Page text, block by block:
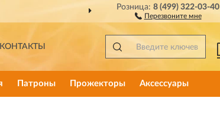
ПО ВСЕЙ РОССИИ
Розница:8 (499) 322-03-40
Перезвоните мне
КОНТАКТЫ
Патроны Прожекторы Аксессуары